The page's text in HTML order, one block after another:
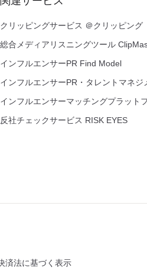
クリッピングサービス ＠クリッピング
総合メディアリスニングツール
インフルエンサーPR Find Model
インフルエンサーPR・タレントマネジ
インフルエンサーマッチングプラット
反社チェックサービス RISK EYES
済法に基づく表示